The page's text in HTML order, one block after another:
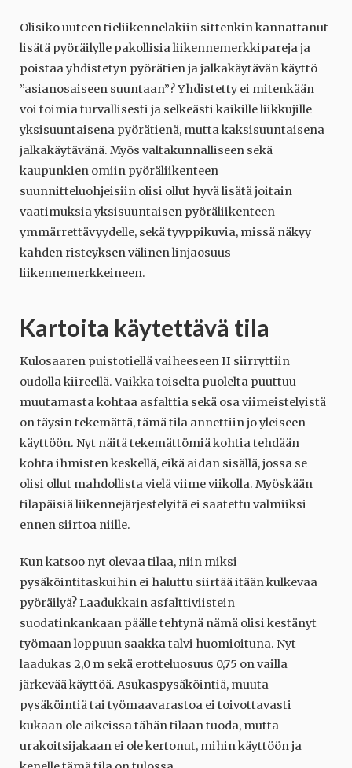
Olisiko uuteen tieliikennelakiin sittenkin kannattanut
lisätä pyöräilylle pakollisia liikennemerkkipareja ja
poistaa yhdistetyn pyörätien ja jalkakäytävän käyttö
”asianosaiseen suuntaan”? Yhdistetty ei mitenkään
voi toimia turvallisesti ja selkeästi kaikille liikkujille
yksisuuntaisena pyörätienä, mutta kaksisuuntaisena
jalkakäytävänä. Myös valtakunnalliseen sekä
kaupunkien omiin pyöräliikenteen
suunnitteluohjeisiin olisi ollut hyvä lisätä joitain
vaatimuksia yksisuuntaisen pyöräliikenteen
ymmärrettävyydelle, sekä tyyppikuvia, missä näkyy
kahden risteyksen välinen linjaosuus
liikennemerkkeineen.
Kartoita käytettävä tila
Kulosaaren puistotiellä vaiheeseen II siirryttiin
oudolla kiireellä. Vaikka toiselta puolelta puuttuu
muutamasta kohtaa asfalttia sekä osa viimeistelyistä
on täysin tekemättä, tämä tila annettiin jo yleiseen
käyttöön. Nyt näitä tekemättömiä kohtia tehdään
kohta ihmisten keskellä, eikä aidan sisällä, jossa se
olisi ollut mahdollista vielä viime viikolla. Myöskään
tilapäisiä liikennejärjestelyitä ei saatettu valmiiksi
ennen siirtoa niille.
Kun katsoo nyt olevaa tilaa, niin miksi
pysäköintitaskuihin ei haluttu siirtää itään kulkevaa
pyöräilyä? Laadukkain asfalttiviistein
suodatinkankaan päälle tehtynä nämä olisi kestänyt
työmaan loppuun saakka talvi huomioituna. Nyt
laadukas 2,0 m sekä erotteluosuus 0,75 on vailla
järkevää käyttöä. Asukaspysäköintiä, muuta
pysäköintiä tai työmaavarastoa ei toivottavasti
kukaan ole aikeissa tähän tilaan tuoda, mutta
urakoitsijakaan ei ole kertonut, mihin käyttöön ja